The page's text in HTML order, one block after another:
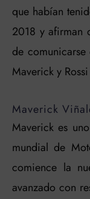
que habían
2018 y afirman
de
Maverick y
Maverick
Maverick es
mundial de
comience la
avanzado con